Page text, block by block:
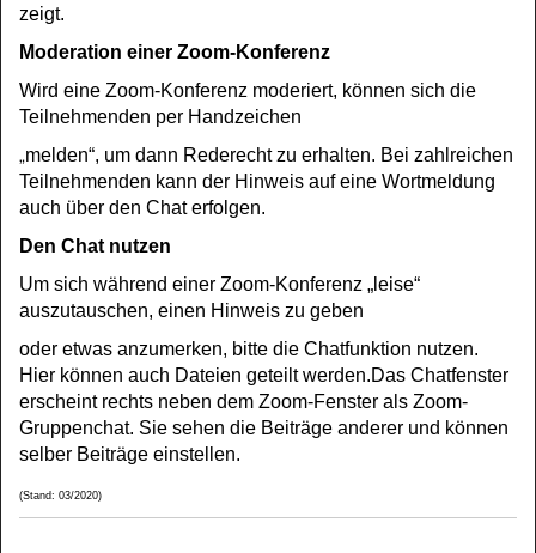
zeigt.
Moderation einer Zoom-Konferenz
Wird eine Zoom-Konferenz moderiert, können sich die
Teilnehmenden per Handzeichen
„melden“, um dann Rederecht zu erhalten. Bei zahlreichen
Teilnehmenden kann der Hinweis auf eine Wortmeldung
auch über den Chat erfolgen.
Den Chat nutzen
Um sich während einer Zoom-Konferenz „leise“
auszutauschen, einen Hinweis zu geben
oder etwas anzumerken, bitte die Chatfunktion nutzen.
Hier können auch Dateien geteilt werden.Das Chatfenster
erscheint rechts neben dem Zoom-Fenster als Zoom-
Gruppenchat. Sie sehen die Beiträge anderer und können
selber Beiträge einstellen.
(Stand: 03/2020)